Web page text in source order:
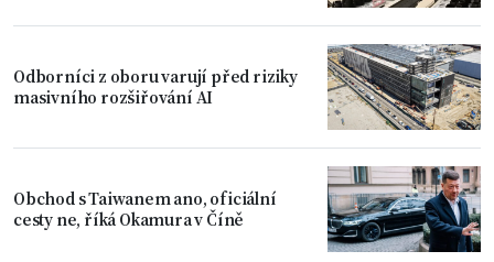
Odborníci z oboru varují před riziky
masivního rozšiřování AI
Obchod s Taiwanem ano, oficiální
cesty ne, říká Okamura v Číně